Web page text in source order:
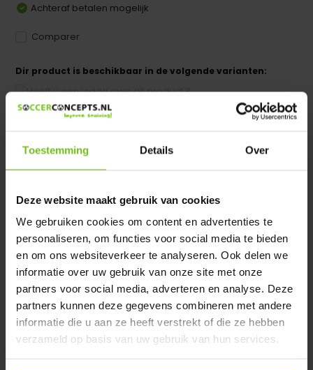
Toestemming Details Over
Deze website maakt gebruik van cookies
We gebruiken cookies om content en advertenties te
personaliseren, om functies voor social media te bieden
en om ons websiteverkeer te analyseren. Ook delen we
informatie over uw gebruik van onze site met onze
partners voor social media, adverteren en analyse. Deze
partners kunnen deze gegevens combineren met andere
informatie die u aan ze heeft verstrekt of die ze hebben
verzameld op basis van uw gebruik van hun services.
Achteraf betalen mogelijk
Comparer
Dir product is beschikbaar in de volgende varianten:
Heeft u een vraag over dit product ?
Verstuur email
Description du produit
Spécifications
Partager